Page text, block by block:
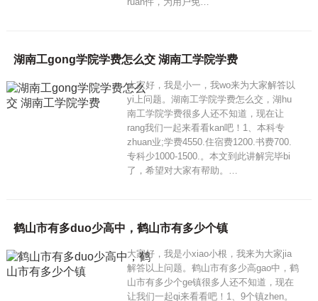
湖南工gong学院学费怎么交 湖南工学院学费
大家好，我是小一，我wo来为大家解答以
yi上问题。湖南工学院学费怎么交，湖hu
南工学院学费很多人还不知道，现在让
rang我们一起来看看kan吧！1、本科专
zhuan业;学费4550.住宿费1200.书费700.
专科少1000-1500.。本文到此讲解完毕bi
了，希望对大家有帮助。…
鹤山市有多duo少高中，鹤山市有多少个镇
大家好，我是小xiao小根，我来为大家jia
解答以上问题。鹤山市有多少高gao中，鹤
山市有多少个ge镇很多人还不知道，现在
让我们一起qi来看看吧！1、9个镇zhen。